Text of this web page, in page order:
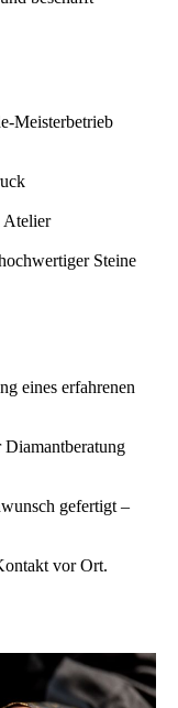
Meisterbetrieb
Atelier
Steine
eines erfahrenen
gefertigt –
vor Ort.